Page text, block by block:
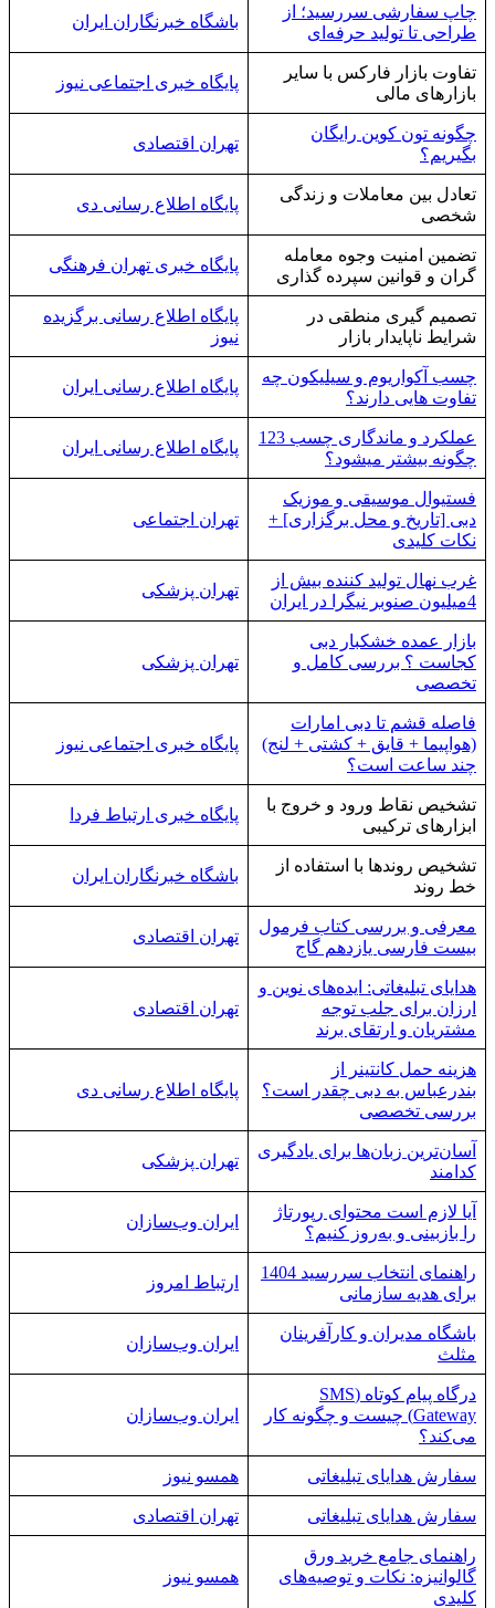
چاپ سفارشی سررسید؛ از
طراحی تا تولید حرفه‌ای
باشگاه خبرنگاران ایران
تفاوت بازار فارکس با سایر
بازارهای مالی
پایگاه خبری اجتماعی نیوز
چگونه تون کوین رایگان
بگیریم؟
تهران اقتصادی
تعادل بین معاملات و زندگی
شخصی
پایگاه اطلاع رسانی دی
تضمین امنیت وجوه معامله
گران و قوانین سپرده گذاری
پایگاه خبری تهران فرهنگی
تصمیم گیری منطقی در
شرایط ناپایدار بازار
پایگاه اطلاع رسانی برگزیده
نیوز
چسب آکواریوم و سیلیکون چه
تفاوت هایی دارند؟
پایگاه اطلاع رسانی ایران
عملکرد و ماندگاری چسب 123
چگونه بیشتر میشود؟
پایگاه اطلاع رسانی ایران
فستیوال موسیقی و موزیک
دبی [تاریخ و محل برگزاری] +
نکات کلیدی
تهران اجتماعی
غرب نهال تولید کننده بیش از
4میلیون صنوبر نیگرا در ایران
تهران پزشکی
بازار عمده خشکبار دبی
کجاست ؟ بررسی کامل و
تخصصی
تهران پزشکی
فاصله قشم تا دبی امارات
(هواپیما + قایق + کشتی + لنج)
چند ساعت است؟
پایگاه خبری اجتماعی نیوز
تشخیص نقاط ورود و خروج با
ابزارهای ترکیبی
پایگاه خبری ارتباط فردا
تشخیص روندها با استفاده از
خط روند
باشگاه خبرنگاران ایران
معرفی و بررسی کتاب فرمول
بیست فارسی یازدهم گاج
تهران اقتصادی
هدایای تبلیغاتی: ایده‌های نوین و
ارزان برای جلب توجه
مشتریان و ارتقای برند
تهران اقتصادی
هزینه حمل کانتینر از
بندرعباس به دبی چقدر است؟
بررسی تخصصی
پایگاه اطلاع رسانی دی
آسان‌ترین زبان‌ها برای یادگیری
کدامند
تهران پزشکی
آیا لازم است محتوای رپورتاژ
را بازبینی و به‌روز کنیم؟
ایران وب‌سازان
راهنمای انتخاب سررسید 1404
برای هدیه سازمانی
ارتباط امروز
باشگاه مدیران و کارآفرینان
مثلث
ایران وب‌سازان
درگاه پیام کوتاه (SMS
Gateway) چیست و چگونه کار
می‌کند؟
ایران وب‌سازان
سفارش هدایای تبلیغاتی همسو نیوز
سفارش هدایای تبلیغاتی تهران اقتصادی
راهنمای جامع خرید ورق
گالوانیزه: نکات و توصیه‌های
کلیدی
همسو نیوز